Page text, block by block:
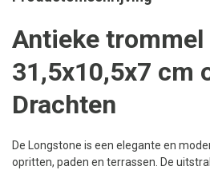
Antieke
31,5x10,5x7 cm
Drachten
De Longstone is een elegante en
opritten, paden en terrassen. De